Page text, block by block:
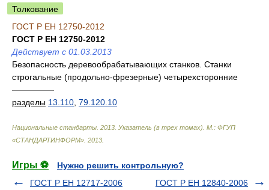
Толкование
ГОСТ Р ЕН 12750-2012
ГОСТ Р ЕН 12750-2012
Действует с 01.03.2013
Безопасность деревообрабатывающих станков. Станки
строгальные (продольно-фрезерные) четырехсторонние
—————
разделы 13.110 79.120.10
Национальные стандарты. 2013. Указатель (в трех томах). М.: ФГУП
«СТАНДАРТИНФОРМ» 2013
Игры ⚽
Нужно решить контрольную?
ГОСТ Р ЕН 12717-2006
ГОСТ Р ЕН 12840-2006